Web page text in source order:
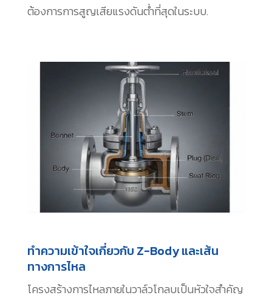
ต้องการการสูญเสียแรงดันต่ำที่สุดในระบบ.
ทำความเข้าใจเกี่ยวกับ Z-Body และเส้น
ทางการไหล
โครงสร้างการไหลภายในวาล์วโกลบเป็นหัวใจสำคัญ